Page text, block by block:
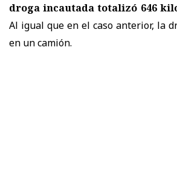
droga incautada totalizó 646
Al igual que en el caso anterior, la
en un camión.